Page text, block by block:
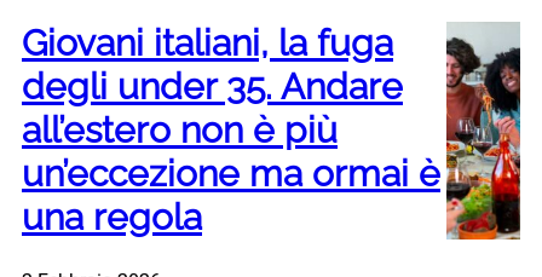
Giovani italiani, la fuga
degli under 35. Andare
all’estero non è più
un’eccezione ma ormai è
una regola